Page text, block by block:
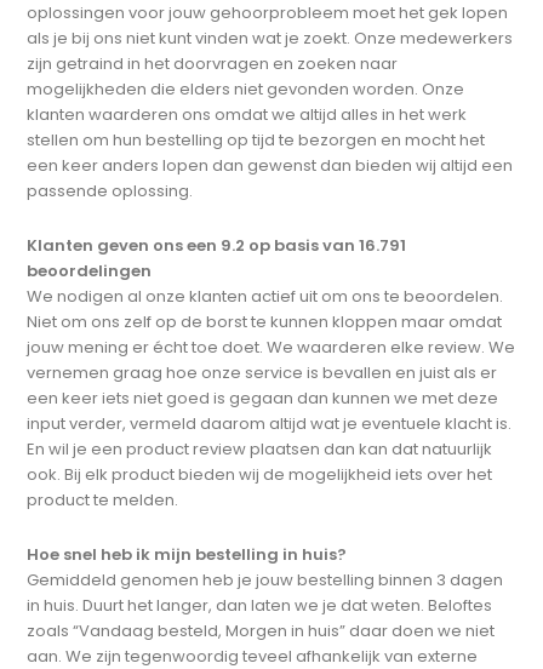
oplossingen voor jouw gehoorprobleem moet het gek lopen
als je bij ons niet kunt vinden wat je zoekt. Onze medewerkers
zijn getraind in het doorvragen en zoeken naar
mogelijkheden die elders niet gevonden worden. Onze
klanten waarderen ons omdat we altijd alles in het werk
stellen om hun bestelling op tijd te bezorgen en mocht het
een keer anders lopen dan gewenst dan bieden wij altijd een
passende oplossing.
Klanten geven ons een 9.2 op basis van 16.791
beoordelingen
We nodigen al onze klanten actief uit om ons te beoordelen.
Niet om ons zelf op de borst te kunnen kloppen maar omdat
jouw mening er écht toe doet. We waarderen elke review. We
vernemen graag hoe onze service is bevallen en juist als er
een keer iets niet goed is gegaan dan kunnen we met deze
input verder, vermeld daarom altijd wat je eventuele klacht is.
En wil je een product review plaatsen dan kan dat natuurlijk
ook. Bij elk product bieden wij de mogelijkheid iets over het
product te melden.
Hoe snel heb ik mijn bestelling in huis?
Gemiddeld genomen heb je jouw bestelling binnen 3 dagen
in huis. Duurt het langer, dan laten we je dat weten. Beloftes
zoals “Vandaag besteld, Morgen in huis” daar doen we niet
aan. We zijn tegenwoordig teveel afhankelijk van externe